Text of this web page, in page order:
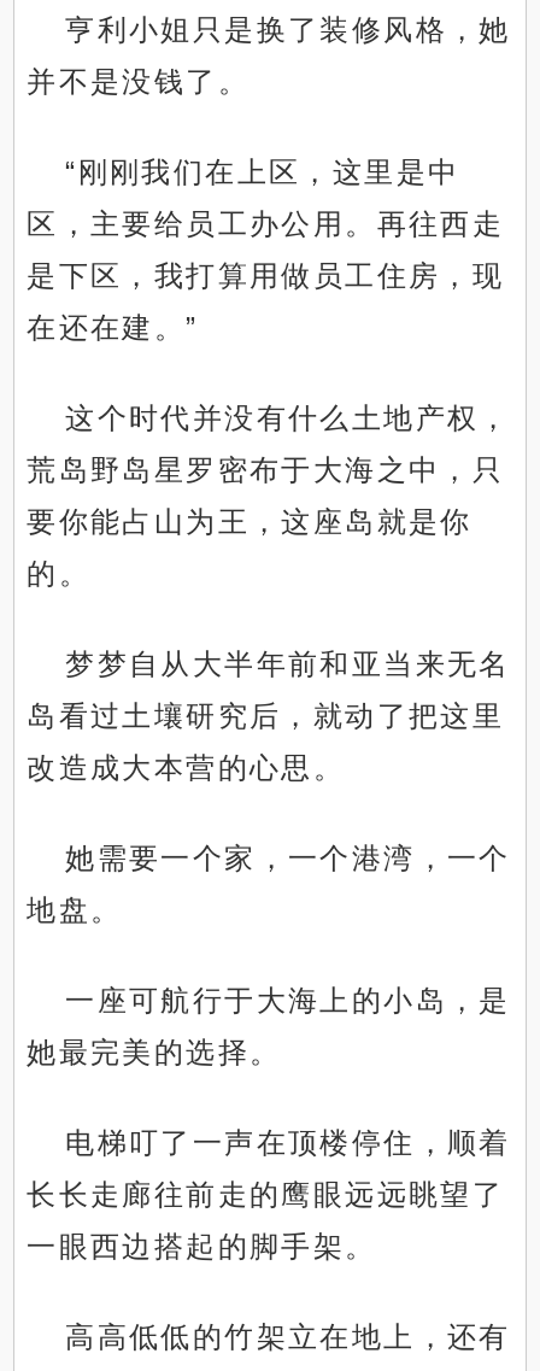
亨利小姐只是换了装修风格，她
并不是没钱了。
“刚刚我们在上区，这里是中
区，主要给员工办公用。再往西走
是下区，我打算用做员工住房，现
在还在建。”
这个时代并没有什么土地产权，
荒岛野岛星罗密布于大海之中，只
要你能占山为王，这座岛就是你
的。
梦梦自从大半年前和亚当来无名
岛看过土壤研究后，就动了把这里
改造成大本营的心思。
她需要一个家，一个港湾，一个
地盘。
一座可航行于大海上的小岛，是
她最完美的选择。
电梯叮了一声在顶楼停住，顺着
长长走廊往前走的鹰眼远远眺望了
一眼西边搭起的脚手架。
高高低低的竹架立在地上，还有